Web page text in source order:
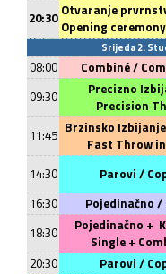
20:30 Otvaranje
Opening
Srijeda 2.
08:00 Combiné /
09:30
Precizno
Precision
11:45 Brzinsko
Fast Throw
14:30 Parovi /
16:30 Pojedinačno /
18:30 Pojedinačno +
Single +
20:30 Parovi /